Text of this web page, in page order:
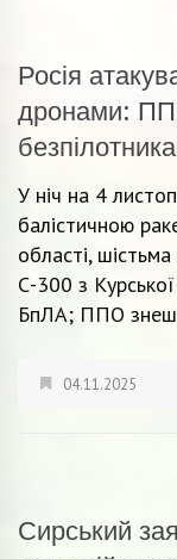
Росія
дронами:
безпілотника
У ніч на 4
балістичною
області,
С-300 з
БпЛА; ППО
04.11.2025
Сирський